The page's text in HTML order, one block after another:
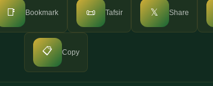
📑 Bookmark 📜 Tafsir 𝕏 Share
📋 Copy